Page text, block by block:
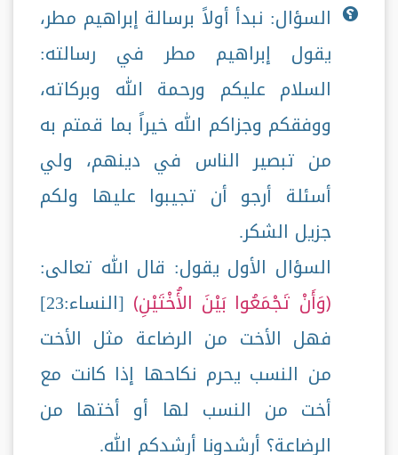
السؤال: نبدأ أولاً برسالة إبراهيم مطر،
يقول إبراهيم مطر في رسالته:
السلام عليكم ورحمة الله وبركاته،
ووفقكم وجزاكم الله خيراً بما قمتم به
من تبصير الناس في دينهم، ولي
أسئلة أرجو أن تجيبوا عليها ولكم
جزيل الشكر.
السؤال الأول يقول: قال الله تعالى:
وَأَنْ تَجْمَعُوا بَيْنَ الأُخْتَيْنِ
[النساء:23]
فهل الأخت من الرضاعة مثل الأخت
من النسب يحرم نكاحها إذا كانت مع
أخت من النسب لها أو أختها من
الرضاعة؟ أرشدونا أرشدكم الله.